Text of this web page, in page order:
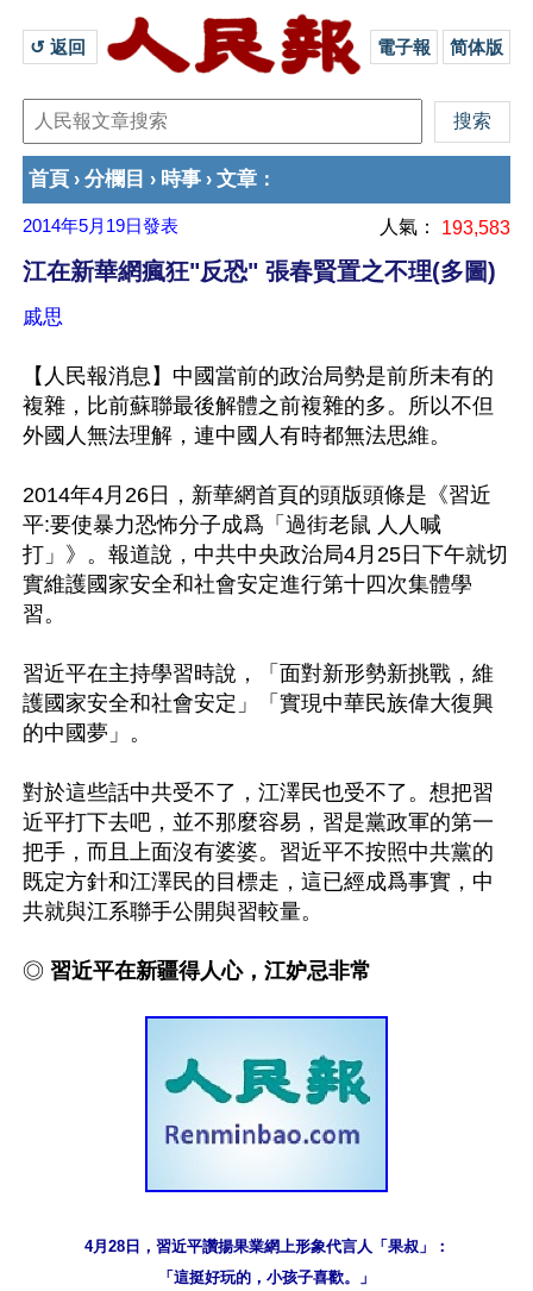
↺ 返回 電子報 简体版
首頁 › 分欄目 › 時事 › 文章 ：
2014年5月19日發表 人氣： 193,583
江在新華網瘋狂"反恐" 張春賢置之不理(多圖)
戚思
【人民報消息】中國當前的政治局勢是前所未有的
複雜，比前蘇聯最後解體之前複雜的多。所以不但
外國人無法理解，連中國人有時都無法思維。
2014年4月26日，新華網首頁的頭版頭條是《習近
平:要使暴力恐怖分子成爲「過街老鼠 人人喊
打」》。報道說，中共中央政治局4月25日下午就切
實維護國家安全和社會安定進行第十四次集體學
習。
習近平在主持學習時說，「面對新形勢新挑戰，維
護國家安全和社會安定」「實現中華民族偉大復興
的中國夢」。
對於這些話中共受不了，江澤民也受不了。想把習
近平打下去吧，並不那麼容易，習是黨政軍的第一
把手，而且上面沒有婆婆。習近平不按照中共黨的
既定方針和江澤民的目標走，這已經成爲事實，中
共就與江系聯手公開與習較量。
◎ 習近平在新疆得人心，江妒忌非常
4月28日，習近平讚揚果業網上形象代言人「果叔」：
「這挺好玩的，小孩子喜歡。」